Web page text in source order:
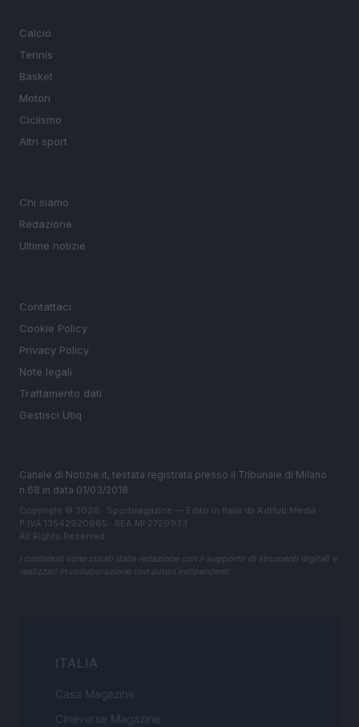
Calcio
Tennis
Basket
Motori
Ciclismo
Altri sport
Chi siamo
Redazione
Ultime notizie
Contattaci
Cookie Policy
Privacy Policy
Note legali
Trattamento dati
Gestisci Utiq
Canale di Notizie.it, testata registrata presso il Tribunale di Milano
n.68 in data 01/03/2018
Copyright © 2026 · Sportmagazine — Edito in Italia da AdHub Media
P.IVA 13542920965 · REA MI 2729933
All Rights Reserved
I contenuti sono curati dalla redazione con il supporto di strumenti digitali e
realizzati in collaborazione con autori indipendenti.
ITALIA
Casa Magazine
Cineverse Magazine